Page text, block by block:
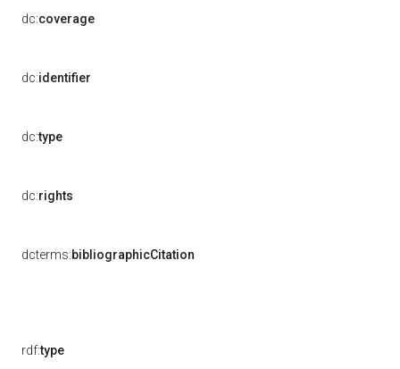
dc:coverage
dc:identifier
dc:type
dc:rights
dcterms:bibliographicCitation
rdf:type